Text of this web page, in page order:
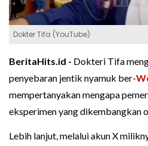
Dokter Tifa (YouTube)
BeritaHits.id - Dokteri Tifa
penyebaran jentik nyamuk ber-
mempertanyakan mengapa
eksperimen yang dikembangkan
Lebih lanjut, melalui akun X